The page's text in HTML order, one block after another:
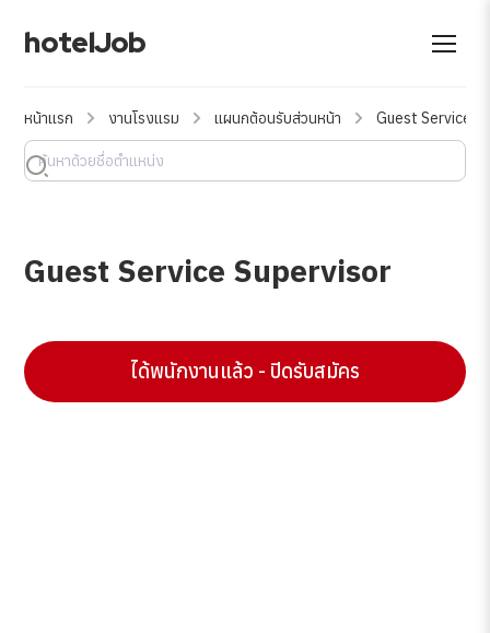
hotelJob
หน้าแรก งานโรงแรม แผนกต้อนรับส่วนหน้า Guest Service
Guest Service Supervisor
ได้พนักงานแล้ว - ปิดรับสมัคร